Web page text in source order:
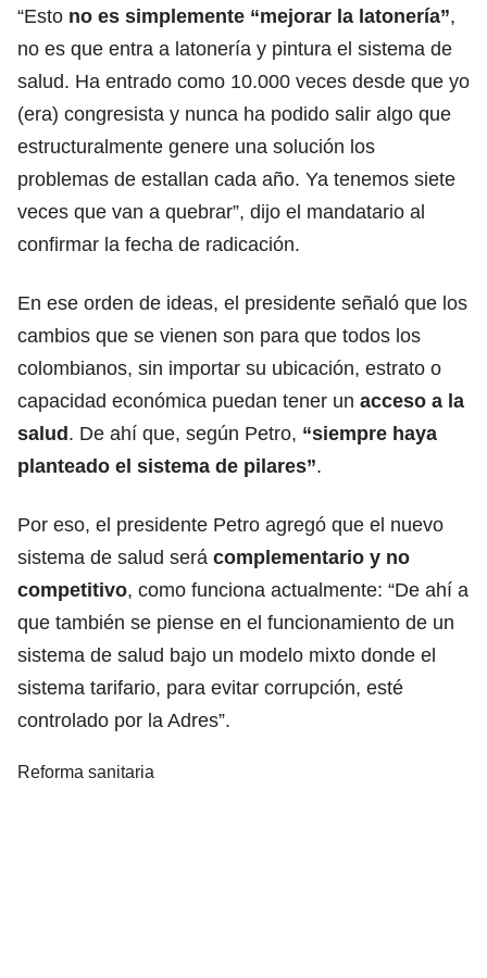
“Esto no es simplemente “mejorar la latonería”,
no es que entra a latonería y pintura el sistema de
salud. Ha entrado como 10.000 veces desde que yo
(era) congresista y nunca ha podido salir algo que
estructuralmente genere una solución los
problemas de estallan cada año. Ya tenemos siete
veces que van a quebrar”, dijo el mandatario al
confirmar la fecha de radicación.
En ese orden de ideas, el presidente señaló que los
cambios que se vienen son para que todos los
colombianos, sin importar su ubicación, estrato o
capacidad económica puedan tener un acceso a la
salud. De ahí que, según Petro, “siempre haya
planteado el sistema de pilares”.
Por eso, el presidente Petro agregó que el nuevo
sistema de salud será complementario y no
competitivo, como funciona actualmente: “De ahí a
que también se piense en el funcionamiento de un
sistema de salud bajo un modelo mixto donde el
sistema tarifario, para evitar corrupción, esté
controlado por la Adres”.
Reforma sanitaria